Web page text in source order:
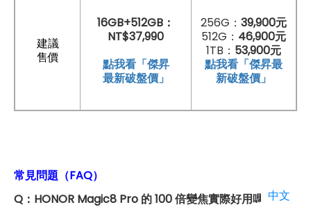
建議
售價
16GB+512GB：
NT$37,990
點我看「傑昇
最新破盤價」
256G： 39,900元
512G： 46,900元
1TB： 53,900元
點我看「傑昇最
新破盤價」
常見問題（FAQ）
Q：HONOR Magic8 Pro 的 100 倍變焦實際好用嗎？中文